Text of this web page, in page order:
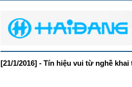
[21/1/2016] - Tín hiệu vui từ nghề